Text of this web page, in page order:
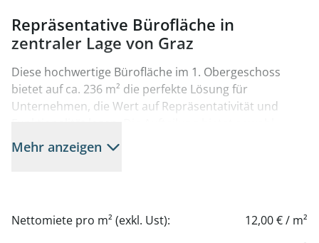
Repräsentative Bürofläche in
zentraler Lage von Graz
Diese hochwertige Bürofläche im 1. Obergeschoss
bietet auf ca. 236 m² die perfekte Lösung für
Unternehmen, die Wert auf Repräsentativität und
Einzelbüros als auch Raum für Teamarbeit in
großzügigen Mehrpersonenbüros.
für interne Meetings, Kundengespräche oder
Mehr anzeigen
Nettomiete pro m² (exkl. Ust):
12,00 € / m²